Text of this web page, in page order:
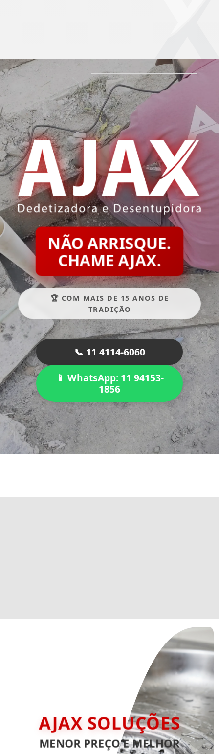
NÃO ARRISQUE.
CHAME AJAX.
🏆 COM MAIS DE 15 ANOS DE
TRADIÇÃO
📞 11 4114-6060
📱 WhatsApp: 11 94153-
1856
AJAX SOLUÇÕES
MENOR PREÇO E MELHOR